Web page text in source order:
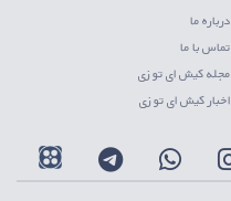
درباره ما
تماس با ما
مجله کیش ای تو زی
اخبار کیش ای تو زی